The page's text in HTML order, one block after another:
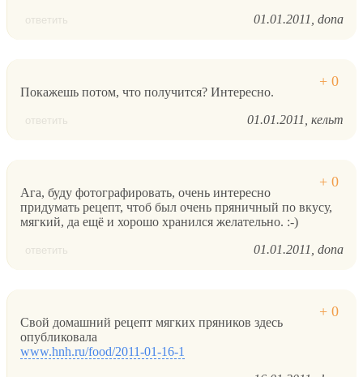
ответить 01.01.2011 dona
Покажешь потом, что получится? Интересно.
ответить 01.01.2011 кельт
Ага, буду фотографировать, очень интересно
придумать рецепт, чтоб был очень пряничный по вкусу,
мягкий, да ещё и хорошо хранился желательно. :-)
ответить 01.01.2011 dona
Свой домашний рецепт мягких пряников здесь
опубликовала
www.hnh.ru/food/2011-01-16-1